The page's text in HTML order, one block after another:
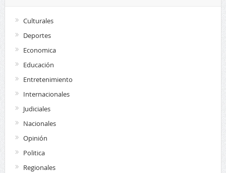
Culturales
Deportes
Economica
Educación
Entretenimiento
Internacionales
Judiciales
Nacionales
Opinión
Politica
Regionales